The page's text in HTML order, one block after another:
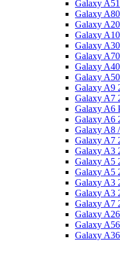
Galaxy A51
Galaxy A80
Galaxy
Galaxy A10
Galaxy A30
Galaxy A70
Galaxy A40
Galaxy A50
Galaxy A9
Galaxy A7
Galaxy A6
Galaxy A6
Galaxy A8
Galaxy A7
Galaxy A3
Galaxy A5
Galaxy A5
Galaxy A3
Galaxy A3
Galaxy A7
Galaxy
Galaxy
Galaxy